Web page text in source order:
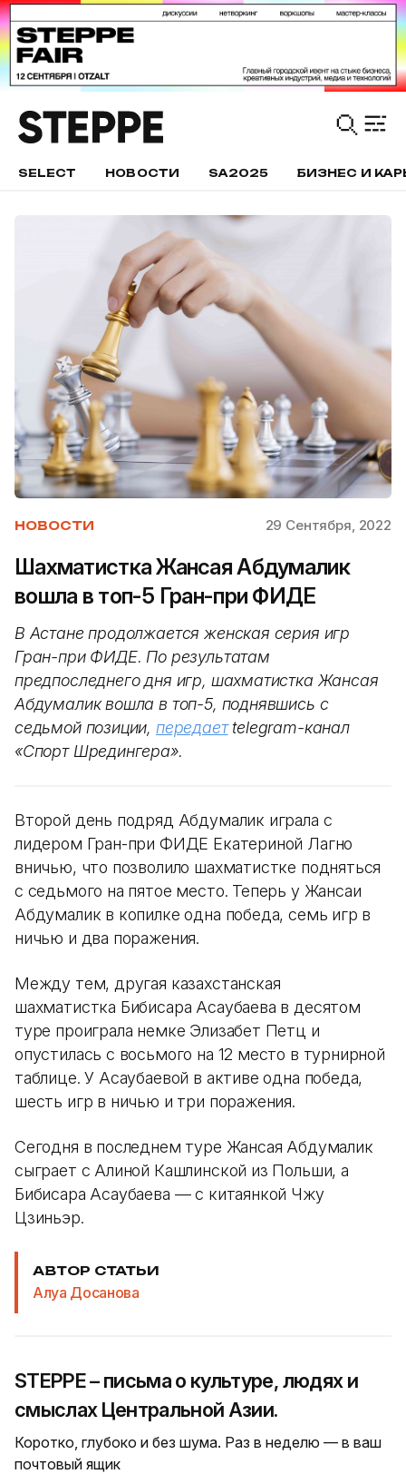
SELECT НОВОСТИ SA2025 БИЗНЕС И
НОВОСТИ 29 Сентября, 2022
Шахматистка Жансая Абдумалик
вошла в топ-5 Гран-при ФИДЕ
В Астане продолжается женская серия игр
Гран-при ФИДЕ. По результатам
предпоследнего дня игр, шахматистка Жансая
Абдумалик вошла в топ-5, поднявшись с
седьмой позиции, передаетtelegram-канал
«Спорт Шредингера».
Второй день подряд Абдумалик играла с
лидером Гран-при ФИДЕ Екатериной Лагно
вничью, что позволило шахматистке подняться
с седьмого на пятое место. Теперь у Жансаи
Абдумалик в копилке одна победа, семь игр в
ничью и два поражения.
Между тем, другая казахстанская
шахматистка Бибисара Асаубаева в десятом
туре проиграла немке Элизабет Петц и
опустилась с восьмого на 12 место в турнирной
таблице. У Асаубаевой в активе одна победа,
шесть игр в ничью и три поражения.
Сегодня в последнем туре Жансая Абдумалик
сыграет с Алиной Кашлинской из Польши, а
Бибисара Асаубаева — с китаянкой Чжу
Цзиньэр.
АВТОР СТАТЬИ
Алуа Досанова
STEPPE – письма о культуре, людях и
смыслах Центральной Азии.
Коротко, глубоко и без шума. Раз в неделю — в ваш
почтовый ящик